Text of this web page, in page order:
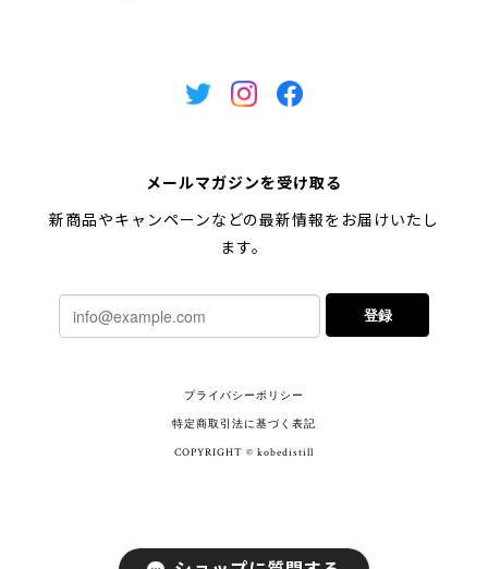
メールマガジンを受け取る
新商品やキャンペーンなどの最新情報をお届けいたし
ます。
登録
プライバシーポリシー
特定商取引法に基づく表記
COPYRIGHT © kobedistill